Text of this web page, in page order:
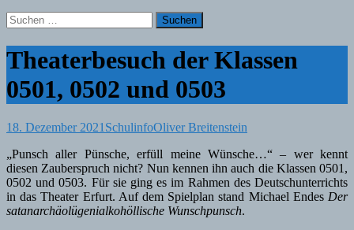
Suchen
nach:
Theaterbesuch der Klassen
0501, 0502 und 0503
18. Dezember 2021 SchulinfoOliver Breitenstein
„Punsch aller Pünsche, erfüll meine Wünsche…“ – wer kennt
diesen Zauberspruch nicht? Nun kennen ihn auch die Klassen 0501,
0502 und 0503. Für sie ging es im Rahmen des Deutschunterrichts
in das Theater Erfurt. Auf dem Spielplan stand Michael Endes Der
satanarchäolügenialkohöllische Wunschpunsch.